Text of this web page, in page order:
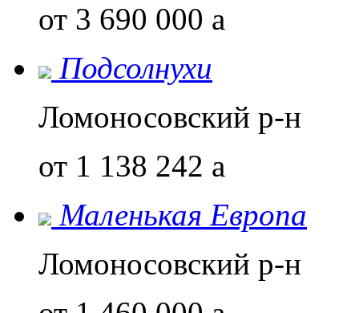
от 3 690 000 a
Подсолнухи
Ломоносовский р-н
от 1 138 242 a
Маленькая Европа
Ломоносовский р-н